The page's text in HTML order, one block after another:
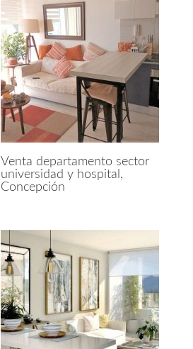
Venta departamento sector
universidad y hospital,
Concepción